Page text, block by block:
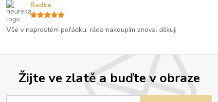
Žijte ve zlatě a buďte v obraze
Vše v naprostém pořádku, ráda nakoupím znova. děkuji
Radka